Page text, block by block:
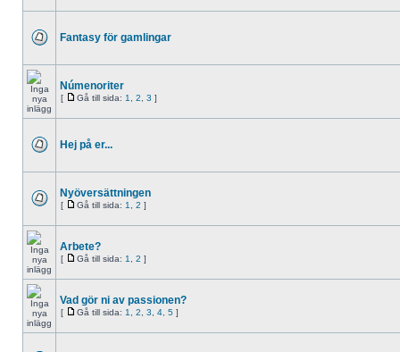
Fantasy för gamlingar
Númenoriter
[ Gå till sida: 1 2 3 ]
Hej på er...
Nyöversättningen
[ Gå till sida: 1 2 ]
Arbete?
[ Gå till sida: 1 2 ]
Vad gör ni av passionen?
[ Gå till sida: 1 2 3 4 5 ]